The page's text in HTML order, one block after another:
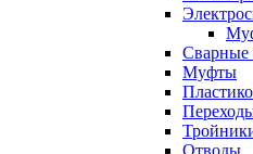
Сварные
Муфты
Отводы